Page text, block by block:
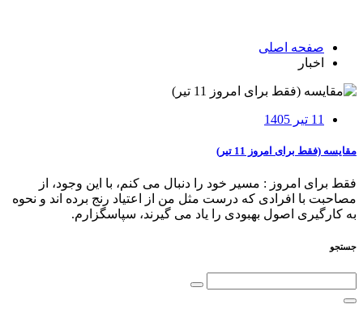
صفحه اصلی
اخبار
11 تیر 1405
مقایسه (فقط برای امروز 11 تیر)
فقط برای امروز : مسیر خود را دنبال می ⁯کنم، با این وجود، از
مصاحبت با افرادی که درست مثل من از اعتیاد رنج برده ⁯اند و نحوه
به کارگیری اصول بهبودی را یاد می⁯ گیرند، سپاسگزارم.
جستجو